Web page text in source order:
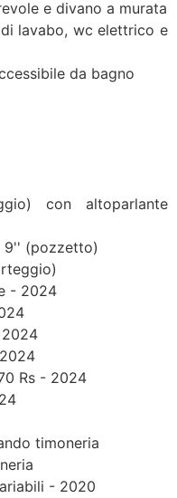
e divano a murata
lavabo, wc elettrico e
da bagno
con altoparlante
9'' (pozzetto)
- 2024
Rs - 2024
timoneria
- 2020